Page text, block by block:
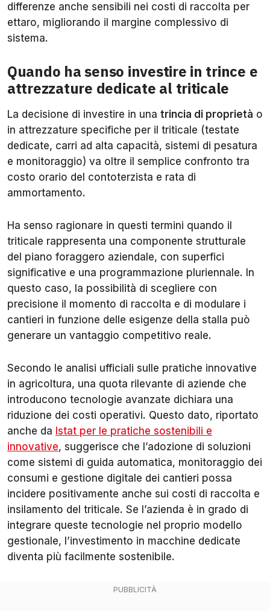
differenze anche sensibili nei costi di raccolta per
ettaro, migliorando il margine complessivo di
sistema.
Quando ha senso investire in trince e
attrezzature dedicate al triticale
La decisione di investire in una trincia di proprietà o
in attrezzature specifiche per il triticale (testate
dedicate, carri ad alta capacità, sistemi di pesatura
e monitoraggio) va oltre il semplice confronto tra
costo orario del contoterzista e rata di
ammortamento.
Ha senso ragionare in questi termini quando il
triticale rappresenta una componente strutturale
del piano foraggero aziendale, con superfici
significative e una programmazione pluriennale. In
questo caso, la possibilità di scegliere con
precisione il momento di raccolta e di modulare i
cantieri in funzione delle esigenze della stalla può
generare un vantaggio competitivo reale.
Secondo le analisi ufficiali sulle pratiche innovative
in agricoltura, una quota rilevante di aziende che
introducono tecnologie avanzate dichiara una
riduzione dei costi operativi. Questo dato, riportato
anche da Istat per le pratiche sostenibili e
innovative, suggerisce che l’adozione di soluzioni
come sistemi di guida automatica, monitoraggio dei
consumi e gestione digitale dei cantieri possa
incidere positivamente anche sui costi di raccolta e
insilamento del triticale. Se l’azienda è in grado di
integrare queste tecnologie nel proprio modello
gestionale, l’investimento in macchine dedicate
diventa più facilmente sostenibile.